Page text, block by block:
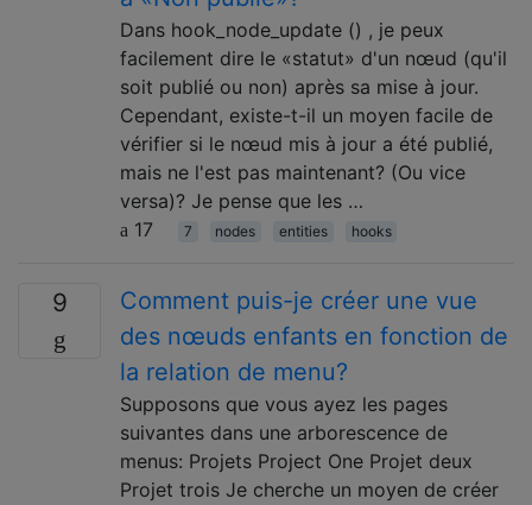
Dans hook_node_update () , je peux
facilement dire le «statut» d'un nœud (qu'il
soit publié ou non) après sa mise à jour.
Cependant, existe-t-il un moyen facile de
vérifier si le nœud mis à jour a été publié,
mais ne l'est pas maintenant? (Ou vice
versa)? Je pense que les …
17
7 nodes entities hooks
9
Comment puis-je créer une vue
des nœuds enfants en fonction de
la relation de menu?
Supposons que vous ayez les pages
suivantes dans une arborescence de
menus: Projets Project One Projet deux
Projet trois Je cherche un moyen de créer